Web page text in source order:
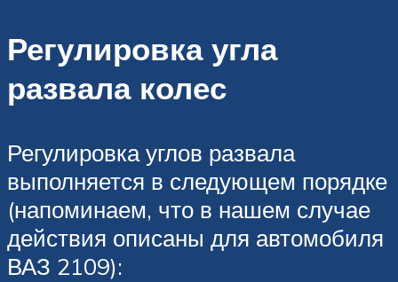
Регулировка угла
развала колес
Регулировка углов развала
выполняется в следующем порядке
(напоминаем, что в нашем случае
действия описаны для автомобиля
ВАЗ 2109):